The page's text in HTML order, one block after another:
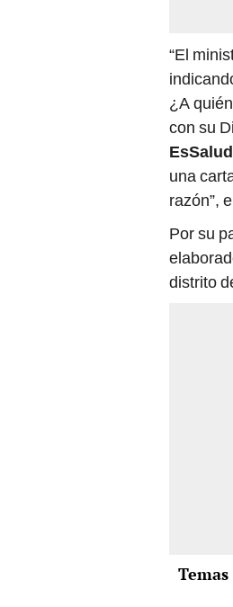
“El
¿A
con su
EsSalud
una
razón”,
Por su
distrito